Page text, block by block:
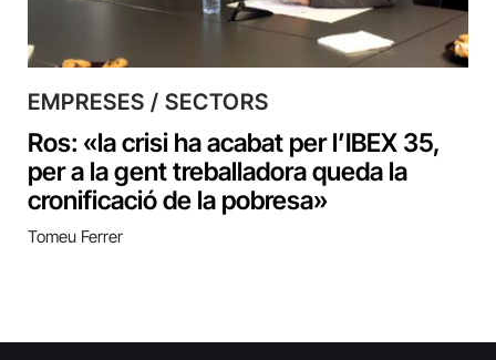
EMPRESES / SECTORS
Ros: «la crisi ha acabat per l’IBEX 35,
per a la gent treballadora queda la
cronificació de la pobresa»
Tomeu Ferrer